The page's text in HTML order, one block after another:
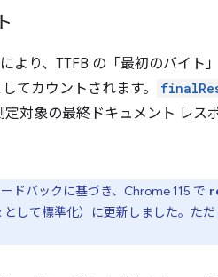
より、TTFB の「最初のバイト
てカウントされます。
定対象の最終ドキュメント レ
ドバックに基づき、Chrome 115 で
として標準化）に更新しました。た